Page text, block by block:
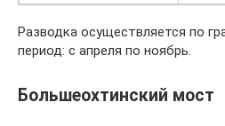
Разводка осуществляется по
период: с апреля по ноябрь.
Большеохтинский мост